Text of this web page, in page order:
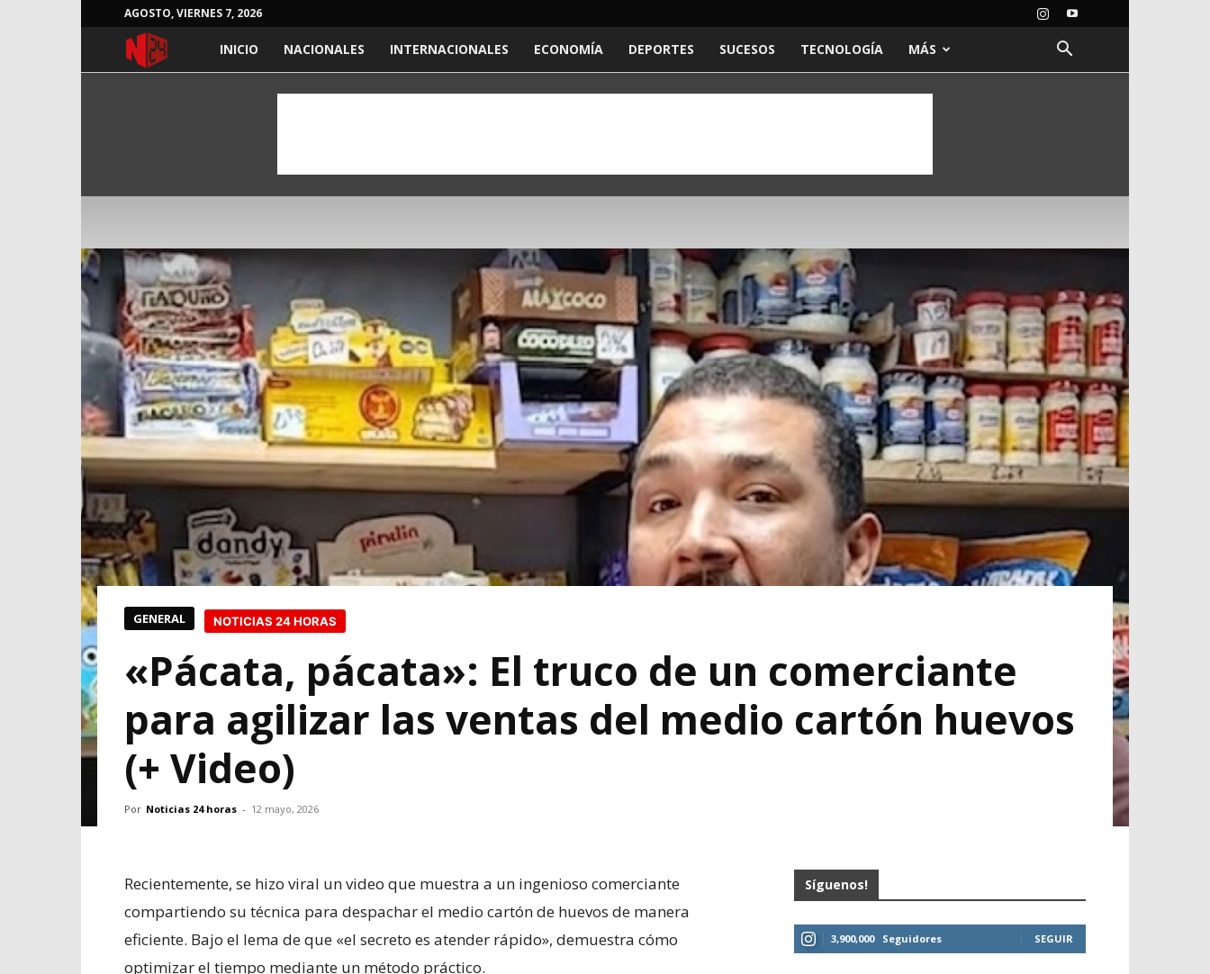
AGOSTO, VIERNES 7, 2026
NOTICIASINICIO NACIONALES INTERNACIONALES ECONOMÍA DEPORTES SUCESOS TECNOLOGÍA MÁS
GENERAL NOTICIAS 24 HORAS
«Pácata, pácata»: El truco de un comerciante
para agilizar las ventas del medio cartón huevos
(+ Video)
Por Noticias 24 horas - 12 mayo, 2026
Recientemente, se hizo viral un video que muestra a un ingenioso comerciante
compartiendo su técnica para despachar el medio cartón de huevos de manera
eficiente. Bajo el lema de que «el secreto es atender rápido», demuestra cómo
optimizar el tiempo mediante un método práctico.
Síguenos!
3,900,000 Seguidores SEGUIR